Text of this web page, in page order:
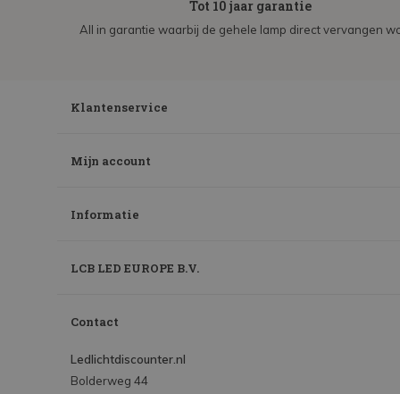
Tot 10 jaar garantie
All in garantie waarbij de gehele lamp direct vervangen
Klantenservice
Mijn account
Informatie
LCB LED EUROPE B.V.
Contact
Ledlichtdiscounter.nl
Bolderweg 44